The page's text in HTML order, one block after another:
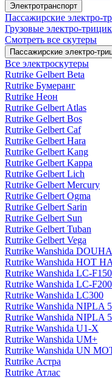
Электротранспорт
Пассажирские
Грузовые
Смотреть все скутеры
Пассажирские
Все электро­скутеры
Rutrike Gelbert Beta
Rutrike Бумеранг
Rutrike Неон
Rutrike Gelbert Atlas
Rutrike Gelbert Bos
Rutrike Gelbert Caf
Rutrike Gelbert Hara
Rutrike Gelbert Kang
Rutrike Gelbert Kappa
Rutrike Gelbert Lich
Rutrike Gelbert Mercury
Rutrike Gelbert Ogma
Rutrike Gelbert Sarin
Rutrike Gelbert Sun
Rutrike Gelbert Tuban
Rutrike Gelbert Vega
Rutrike Wanshida
Rutrike Wanshida HOT
Rutrike Wanshida LC-F150
Rutrike Wanshida LC-F200
Rutrike Wanshida LC300
Rutrike Wanshida NIPLA
Rutrike Wanshida NIPLA
Rutrike Wanshida U1-X
Rutrike Wanshida UM+
Rutrike Wanshida UN
Rutrike Астра
Rutrike Атлас